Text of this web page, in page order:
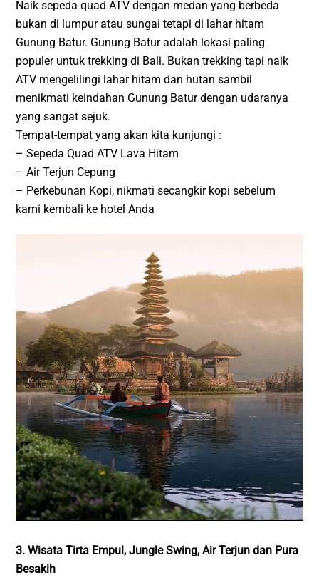
Naik sepeda quad ATV dengan medan yang berbeda
bukan di lumpur atau sungai tetapi di lahar hitam
Gunung Batur. Gunung Batur adalah lokasi paling
populer untuk trekking di Bali. Bukan trekking tapi naik
ATV mengelilingi lahar hitam dan hutan sambil
menikmati keindahan Gunung Batur dengan udaranya
yang sangat sejuk.
Tempat-tempat yang akan kita kunjungi :
– Sepeda Quad ATV Lava Hitam
– Air Terjun Cepung
– Perkebunan Kopi, nikmati secangkir kopi sebelum
kami kembali ke hotel Anda
3. Wisata Tirta Empul, Jungle Swing, Air Terjun dan Pura
Besakih